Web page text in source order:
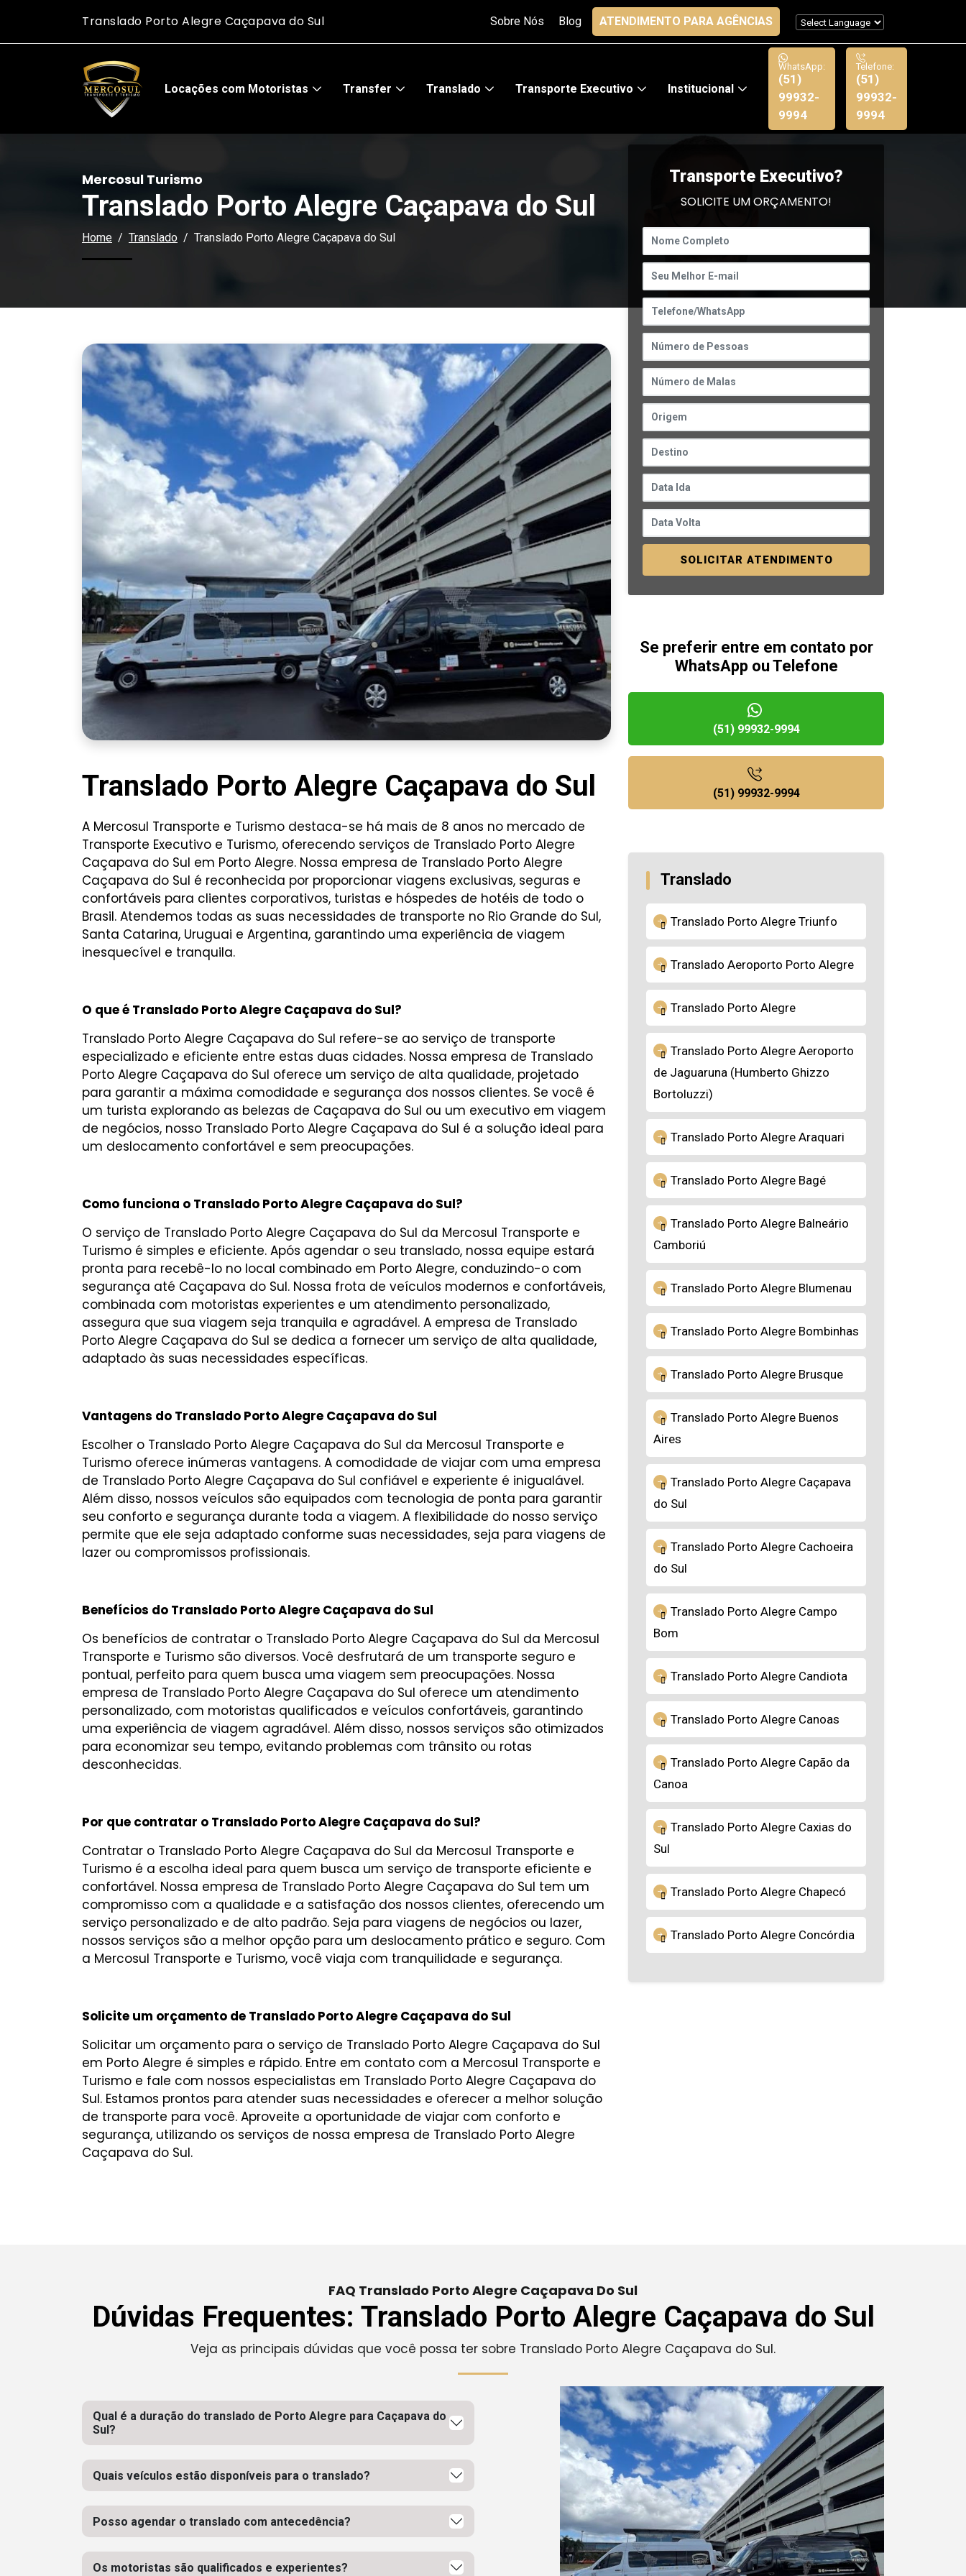
Translado Porto Alegre Caçapava do Sul ATENDIMENTO PARA AGÊNCIAS
Blog
Sobre Nós
WhatsApp:
(51)
99932-
9994
Telefone:
(51)
99932-
9994
Locações com Motoristas Transfer Translado Transporte Executivo Institucional
Mercosul Turismo
Translado Porto Alegre Caçapava do Sul
Home Translado Translado Porto Alegre Caçapava do Sul
Translado Porto Alegre Caçapava do Sul
A Mercosul Transporte e Turismo destaca-se há mais de 8 anos no mercado de
Transporte Executivo e Turismo, oferecendo serviços de Translado Porto Alegre
Caçapava do Sul em Porto Alegre. Nossa empresa de Translado Porto Alegre
Caçapava do Sul é reconhecida por proporcionar viagens exclusivas, seguras e
confortáveis para clientes corporativos, turistas e hóspedes de hotéis de todo o
Brasil. Atendemos todas as suas necessidades de transporte no Rio Grande do Sul,
Santa Catarina, Uruguai e Argentina, garantindo uma experiência de viagem
inesquecível e tranquila.
O que é Translado Porto Alegre Caçapava do Sul?
Translado Porto Alegre Caçapava do Sul refere-se ao serviço de transporte
especializado e eficiente entre estas duas cidades. Nossa empresa de Translado
Porto Alegre Caçapava do Sul oferece um serviço de alta qualidade, projetado
para garantir a máxima comodidade e segurança dos nossos clientes. Se você é
um turista explorando as belezas de Caçapava do Sul ou um executivo em viagem
de negócios, nosso Translado Porto Alegre Caçapava do Sul é a solução ideal para
um deslocamento confortável e sem preocupações.
Como funciona o Translado Porto Alegre Caçapava do Sul?
O serviço de Translado Porto Alegre Caçapava do Sul da Mercosul Transporte e
Turismo é simples e eficiente. Após agendar o seu translado, nossa equipe estará
pronta para recebê-lo no local combinado em Porto Alegre, conduzindo-o com
segurança até Caçapava do Sul. Nossa frota de veículos modernos e confortáveis,
combinada com motoristas experientes e um atendimento personalizado,
assegura que sua viagem seja tranquila e agradável. A empresa de Translado
Porto Alegre Caçapava do Sul se dedica a fornecer um serviço de alta qualidade,
adaptado às suas necessidades específicas.
Vantagens do Translado Porto Alegre Caçapava do Sul
Escolher o Translado Porto Alegre Caçapava do Sul da Mercosul Transporte e
Turismo oferece inúmeras vantagens. A comodidade de viajar com uma empresa
de Translado Porto Alegre Caçapava do Sul confiável e experiente é inigualável.
Além disso, nossos veículos são equipados com tecnologia de ponta para garantir
seu conforto e segurança durante toda a viagem. A flexibilidade do nosso serviço
permite que ele seja adaptado conforme suas necessidades, seja para viagens de
lazer ou compromissos profissionais.
Benefícios do Translado Porto Alegre Caçapava do Sul
Os benefícios de contratar o Translado Porto Alegre Caçapava do Sul da Mercosul
Transporte e Turismo são diversos. Você desfrutará de um transporte seguro e
pontual, perfeito para quem busca uma viagem sem preocupações. Nossa
empresa de Translado Porto Alegre Caçapava do Sul oferece um atendimento
personalizado, com motoristas qualificados e veículos confortáveis, garantindo
uma experiência de viagem agradável. Além disso, nossos serviços são otimizados
para economizar seu tempo, evitando problemas com trânsito ou rotas
desconhecidas.
Por que contratar o Translado Porto Alegre Caçapava do Sul?
Contratar o Translado Porto Alegre Caçapava do Sul da Mercosul Transporte e
Turismo é a escolha ideal para quem busca um serviço de transporte eficiente e
confortável. Nossa empresa de Translado Porto Alegre Caçapava do Sul tem um
compromisso com a qualidade e a satisfação dos nossos clientes, oferecendo um
serviço personalizado e de alto padrão. Seja para viagens de negócios ou lazer,
nossos serviços são a melhor opção para um deslocamento prático e seguro. Com
a Mercosul Transporte e Turismo, você viaja com tranquilidade e segurança.
Solicite um orçamento de Translado Porto Alegre Caçapava do Sul
Solicitar um orçamento para o serviço de Translado Porto Alegre Caçapava do Sul
em Porto Alegre é simples e rápido. Entre em contato com a Mercosul Transporte e
Turismo e fale com nossos especialistas em Translado Porto Alegre Caçapava do
Sul. Estamos prontos para atender suas necessidades e oferecer a melhor solução
de transporte para você. Aproveite a oportunidade de viajar com conforto e
segurança, utilizando os serviços de nossa empresa de Translado Porto Alegre
Caçapava do Sul.
Transporte Executivo?
SOLICITE UM ORÇAMENTO!
SOLICITAR ATENDIMENTO
Se preferir entre em contato por
WhatsApp ou Telefone
(51) 99932-9994
(51) 99932-9994
Translado
Translado Porto Alegre Triunfo
Translado Aeroporto Porto Alegre
Translado Porto Alegre
Translado Porto Alegre Aeroporto
de Jaguaruna (Humberto Ghizzo
Bortoluzzi)
Translado Porto Alegre Araquari
Translado Porto Alegre Bagé
Translado Porto Alegre Balneário
Camboriú
Translado Porto Alegre Blumenau
Translado Porto Alegre Bombinhas
Translado Porto Alegre Brusque
Translado Porto Alegre Buenos
Aires
Translado Porto Alegre Caçapava
do Sul
Translado Porto Alegre Cachoeira
do Sul
Translado Porto Alegre Campo
Bom
Translado Porto Alegre Candiota
Translado Porto Alegre Canoas
Translado Porto Alegre Capão da
Canoa
Translado Porto Alegre Caxias do
Sul
Translado Porto Alegre Chapecó
Translado Porto Alegre Concórdia
FAQ Translado Porto Alegre Caçapava Do Sul
Dúvidas Frequentes: Translado Porto Alegre Caçapava do Sul
Veja as principais dúvidas que você possa ter sobre Translado Porto Alegre Caçapava do Sul.
Qual é a duração do translado de Porto Alegre para Caçapava do
Sul?
Quais veículos estão disponíveis para o translado?
Posso agendar o translado com antecedência?
Os motoristas são qualificados e experientes?